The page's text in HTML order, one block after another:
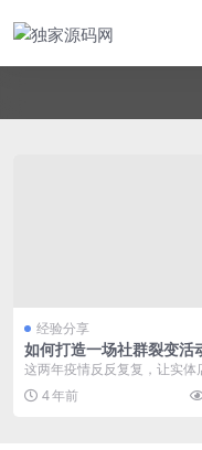
经验分享
如何打造一场社群裂变活
3天成交20多万
这两年疫情反反复复，让实体
生意是越来越难做下去了，导
多企业、实体、工厂纷...
4 年前